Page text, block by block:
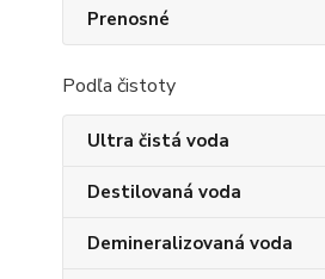
Prenosné
Podľa čistoty
Ultra čistá voda
Destilovaná voda
Demineralizovaná voda